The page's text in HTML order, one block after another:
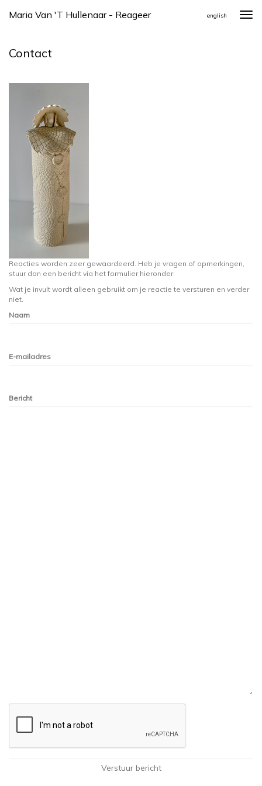
Maria Van 't Hullenaar - Reageer english
Contact
Reacties worden zeer gewaardeerd. Heb je vragen of opmerkingen,
stuur dan een bericht via het formulier hieronder.
Wat je invult wordt alleen gebruikt om je reactie te versturen en verder
niet.
Naam
E-mailadres
Bericht